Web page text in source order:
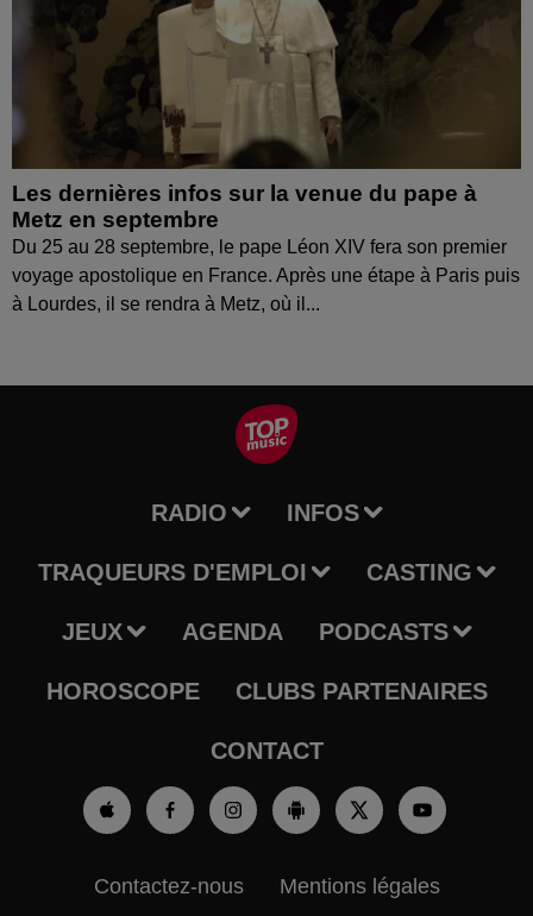
Les dernières infos sur la venue du pape à
Metz en septembre
Du 25 au 28 septembre, le pape Léon XIV fera son premier
voyage apostolique en France. Après une étape à Paris puis
à Lourdes, il se rendra à Metz, où il...
RADIO INFOS
TRAQUEURS D'EMPLOI CASTING
JEUX AGENDA PODCASTS
HOROSCOPE CLUBS PARTENAIRES
CONTACT
Contactez-nous Mentions légales